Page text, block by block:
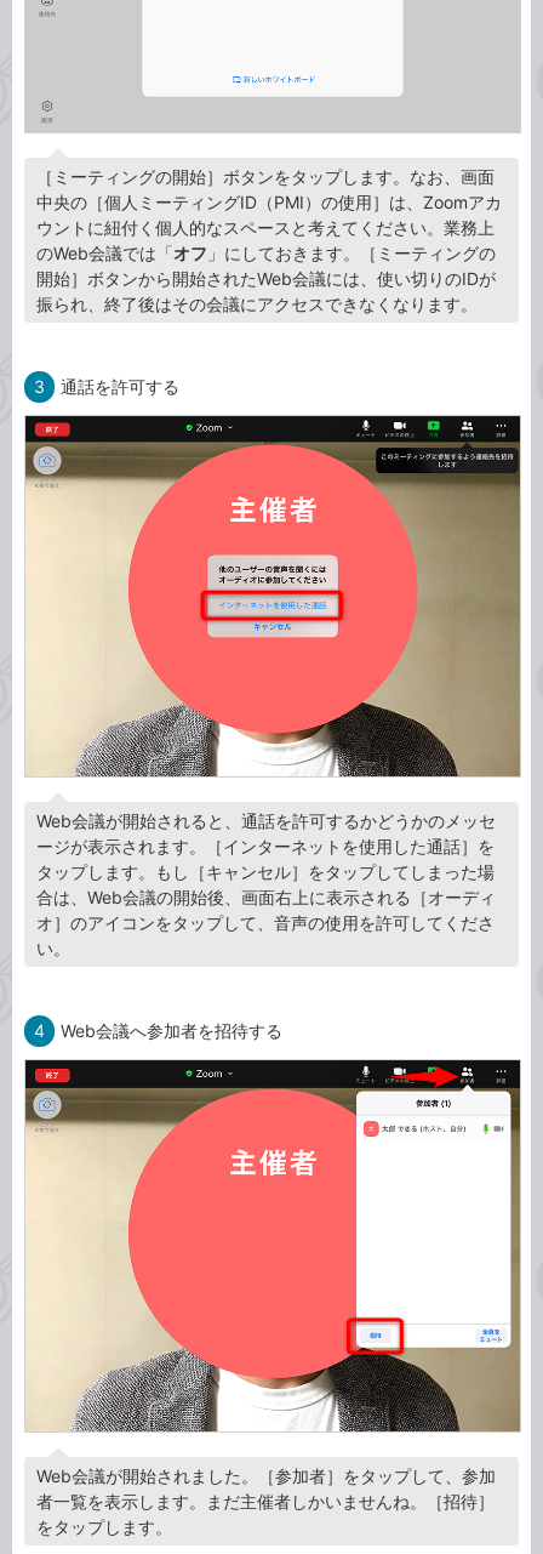
［ミーティングの開始］ボタンをタップします。なお、画面
中央の［個人ミーティングID（PMI）の使用］は、Zoomアカ
ウントに紐付く個人的なスペースと考えてください。業務上
のWeb会議では「オフ 」にしておきます。［ミーティングの
開始］ボタンから開始されたWeb会議には、使い切りのIDが
振られ、終了後はその会議にアクセスできなくなります。
3 通話を許可する
Web会議が開始されると、通話を許可するかどうかのメッセ
ージが表示されます。［インターネットを使用した通話］を
タップします。もし［キャンセル］をタップしてしまった場
合は、Web会議の開始後、画面右上に表示される［オーディ
オ］のアイコンをタップして、音声の使用を許可してくださ
い。
4 Web会議へ参加者を招待する
Web会議が開始されました。［参加者］をタップして、参加
者一覧を表示します。まだ主催者しかいませんね。［招待］
をタップします。